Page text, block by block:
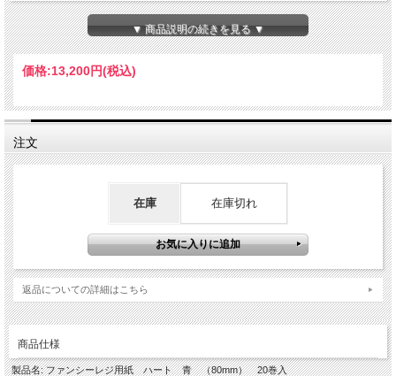
※国産紙です。
▼ 商品説明の続きを見る ▼
価格:13,200円(税込)
注文
在庫 在庫切れ
返品についての詳細はこちら
商品仕様
製品名: ファンシーレジ用紙 ハート 青 （80mm） 20巻入